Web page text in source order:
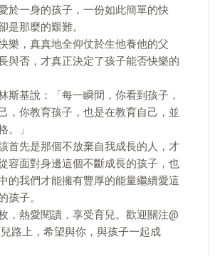
於一身的孩子，一份如此簡單的快
是那麼的艱難。
樂，真真地全仰仗於生他養他的父
與否，才真正決定了孩子能否快樂的
斯基說：「每一瞬間，你看到孩子，
，你教育孩子，也是在教育自己，並
。」
首先是那個不放棄自我成長的人，才
容面對身邊這個不斷成長的孩子，也
的我們才能擁有豐厚的能量繼續愛這
孩子。
，熱愛閱讀，享受育兒。歡迎關注@
路上，希望與你，與孩子一起成